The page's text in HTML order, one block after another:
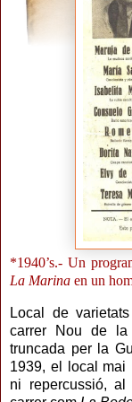
*1940’s.- Un
La Marina en un
Local de
carrer Nou de la
truncada per la
1939, el local mai
ni repercussió, al